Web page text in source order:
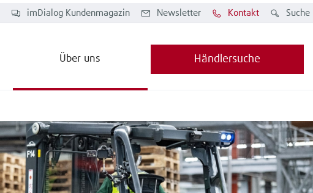
Über uns
Suche
Kontakt
Newsletter
imDialog Kundenmagazin
Händlersuche